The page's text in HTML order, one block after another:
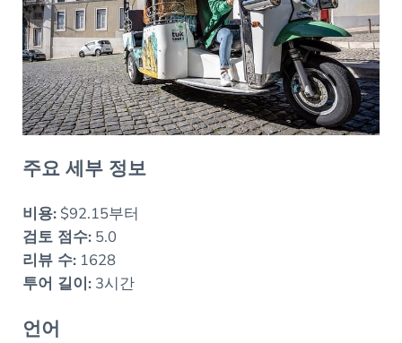
주요 세부 정보
비용:$92.15부터
검토 점수:5.0
리뷰 수:1628
투어 길이:3시간
언어